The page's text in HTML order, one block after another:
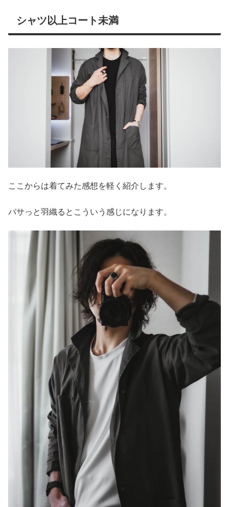
シャツ以上コート未満
ここからは着てみた感想を軽く紹介します。
バサっと羽織るとこういう感じになります。